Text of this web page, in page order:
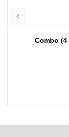
Combo (4